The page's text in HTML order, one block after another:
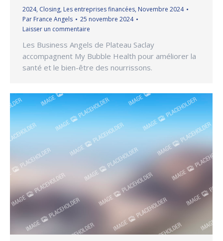
2024, Closing, Les entreprises financées, Novembre 2024
Par France Angels
25 novembre 2024
Laisser un commentaire
Les Business Angels de Plateau Saclay
accompagnent My Bubble Health pour améliorer la
santé et le bien-être des nourrissons.